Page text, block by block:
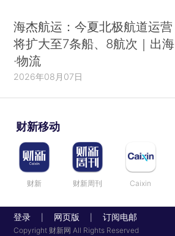
海杰航运：今夏北极航道运营
将扩大至7条船、8航次｜出海
·物流
2026年08月07日
财新移动
财新 财新周刊 Caixin
登录 网页版 订阅电邮
Copyright 财新网 All Rights Reserved